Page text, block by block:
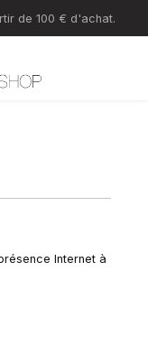
de 100 € d'achat.
Internet à